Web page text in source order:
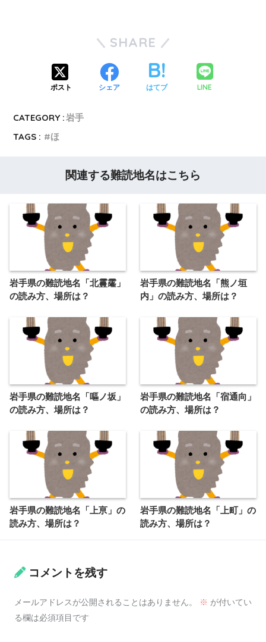
SHARE
ポスト シェア はてブ LINE
CATEGORY :岩手
TAGS :
ほ
関連する難読地名はこちら
岩手県の難読地名「北霻霳」
の読み方、場所は？
岩手県の難読地名「熊ノ垣
内」の読み方、場所は？
岩手県の難読地名「嘔ノ坂」
の読み方、場所は？
岩手県の難読地名「宿通向」
の読み方、場所は？
岩手県の難読地名「上亰」の
読み方、場所は？
岩手県の難読地名「上町」の
読み方、場所は？
コメントを残す
メールアドレスが公開されることはありません。 ※ が付いてい
る欄は必須項目です